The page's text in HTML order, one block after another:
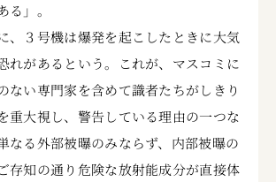
る」。
、３号機は爆発を起こしたときに大気
れがあるという。これが、マスコミに
ない専門家を含めて識者たちがしきり
重大視し、警告している理由の一つな
なる外部被曝のみならず、内部被曝の
存知の通り危険な放射能成分が直接体